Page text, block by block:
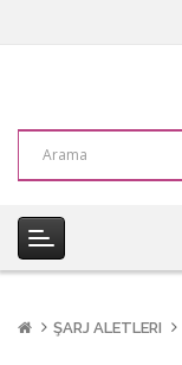
ŞARJ ALETLERI